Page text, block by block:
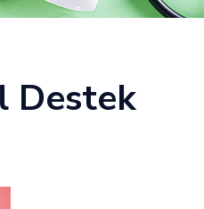
Destek